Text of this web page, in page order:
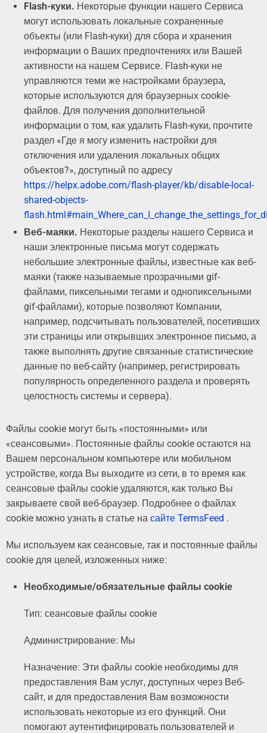
Flash-куки. Некоторые функции нашего Сервиса
могут использовать локальные сохраненные
объекты (или Flash-куки) для сбора и хранения
информации о Ваших предпочтениях или Вашей
активности на нашем Сервисе. Flash-куки не
управляются теми же настройками браузера,
которые используются для браузерных cookie-
файлов. Для получения дополнительной
информации о том, как удалить Flash-куки, прочтите
раздел «Где я могу изменить настройки для
отключения или удаления локальных общих
объектов?», доступный по адресу
https://helpx.adobe.com/flash-player/kb/disable-local-
shared-objects-
Веб-маяки. Некоторые разделы нашего Сервиса и
наши электронные письма могут содержать
небольшие электронные файлы, известные как веб-
маяки (также называемые прозрачными gif-
файлами, пиксельными тегами и однопиксельными
gif-файлами), которые позволяют Компании,
например, подсчитывать пользователей, посетивших
эти страницы или открывших электронное письмо, а
также выполнять другие связанные статистические
данные по веб-сайту (например, регистрировать
популярность определенного раздела и проверять
целостность системы и сервера).
Файлы cookie могут быть «постоянными» или
«сеансовыми». Постоянные файлы cookie остаются на
Вашем персональном компьютере или мобильном
устройстве, когда Вы выходите из сети, в то время как
сеансовые файлы cookie удаляются, как только Вы
закрываете свой веб-браузер. Подробнее о файлах
cookie можно узнать в статье на сайте TermsFeed .
Мы используем как сеансовые, так и постоянные файлы
cookie для целей, изложенных ниже:
Необходимые/обязательные файлы cookie
Тип: сеансовые файлы cookie
Администрирование: Мы
Назначение: Эти файлы cookie необходимы для
предоставления Вам услуг, доступных через Веб-
сайт, и для предоставления Вам возможности
использовать некоторые из его функций. Они
помогают аутентифицировать пользователей и